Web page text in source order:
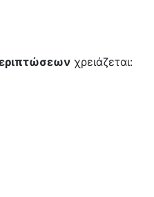
χρειάζεται: